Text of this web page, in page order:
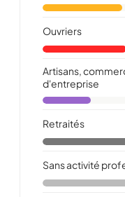
Ouvriers
Artisans,
d'entreprise
Retraités
Sans activité